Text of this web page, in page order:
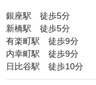
銀座駅　徒歩5分
新橋駅　徒歩5分
有楽町駅　徒歩9分
内幸町駅　徒歩9分
日比谷駅　徒歩10分